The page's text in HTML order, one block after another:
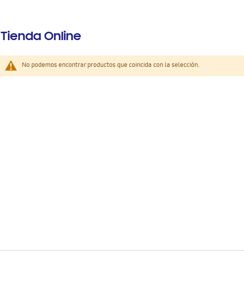
Tienda Online
No podemos encontrar productos que coincida con la selección.